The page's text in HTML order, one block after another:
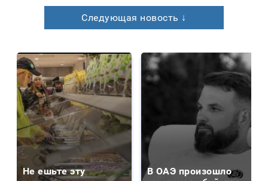
Следующая новость ↓
Не ешьте эту
В ОАЭ произошло